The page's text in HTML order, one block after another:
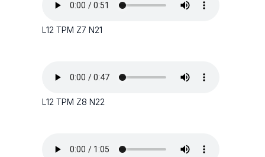
L12 TPM Z7 N21
L12 TPM Z8 N22